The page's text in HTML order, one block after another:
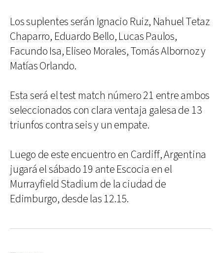
Los suplentes serán Ignacio Ruiz, Nahuel Tetaz
Chaparro, Eduardo Bello, Lucas Paulos,
Facundo Isa, Eliseo Morales, Tomás Albornoz y
Matías Orlando.
Esta será el test match número 21 entre ambos
seleccionados con clara ventaja galesa de 13
triunfos contra seis y un empate.
Luego de este encuentro en Cardiff, Argentina
jugará el sábado 19 ante Escocia en el
Murrayfield Stadium de la ciudad de
Edimburgo, desde las 12.15.